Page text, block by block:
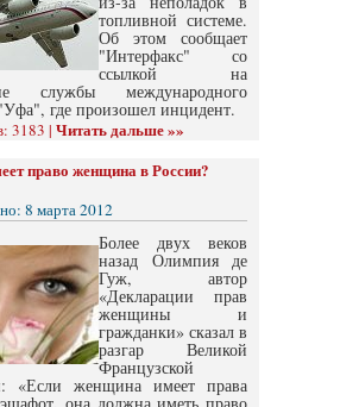
топливной системе.
Об этом сообщает
"Интерфакс" со
ссылкой на
службы международного
где произошел инцидент.
3183 | Читать дальше »»
право женщина в России?
8 марта 2012
Более двух веков
назад Олимпия де
Гуж, автор
«Декларации прав
женщины и
гражданки» сказал в
разгар Великой
Французской
«Если женщина имеет права